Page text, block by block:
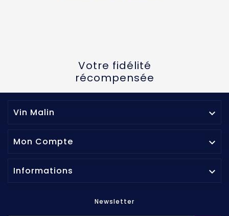
Votre fidélité
récompensée
Vin Malin 
Mon Compte 
Informations 
Newsletter